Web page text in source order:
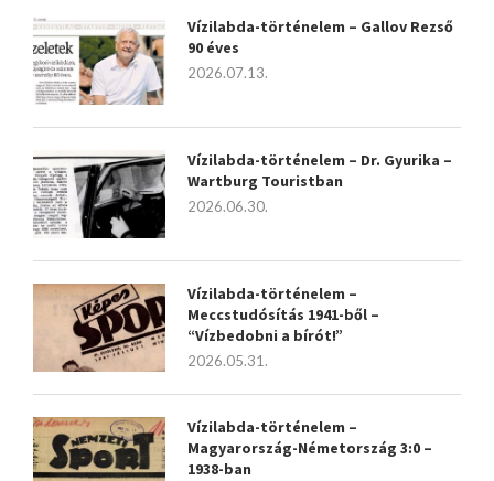
Vízilabda-történelem – Gallov Rezső
90 éves
2026.07.13.
Vízilabda-történelem – Dr. Gyurika –
Wartburg Touristban
2026.06.30.
Vízilabda-történelem –
Meccstudósítás 1941-ből –
“Vízbedobni a bírót!”
2026.05.31.
Vízilabda-történelem –
Magyarország-Németország 3:0 –
1938-ban